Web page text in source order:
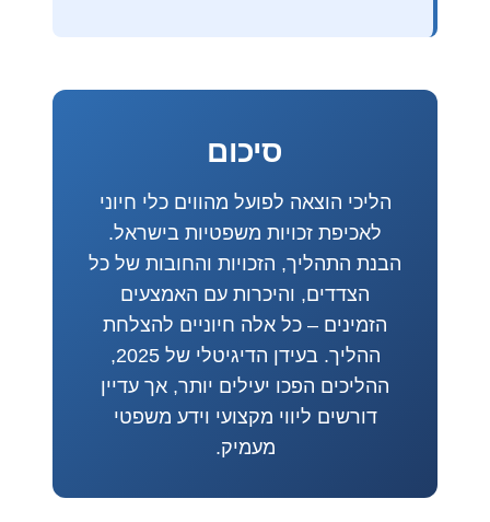
סיכום
הליכי הוצאה לפועל מהווים כלי חיוני
לאכיפת זכויות משפטיות בישראל.
הבנת התהליך, הזכויות והחובות של כל
הצדדים, והיכרות עם האמצעים
הזמינים – כל אלה חיוניים להצלחת
ההליך. בעידן הדיגיטלי של 2025,
ההליכים הפכו יעילים יותר, אך עדיין
דורשים ליווי מקצועי וידע משפטי
מעמיק.